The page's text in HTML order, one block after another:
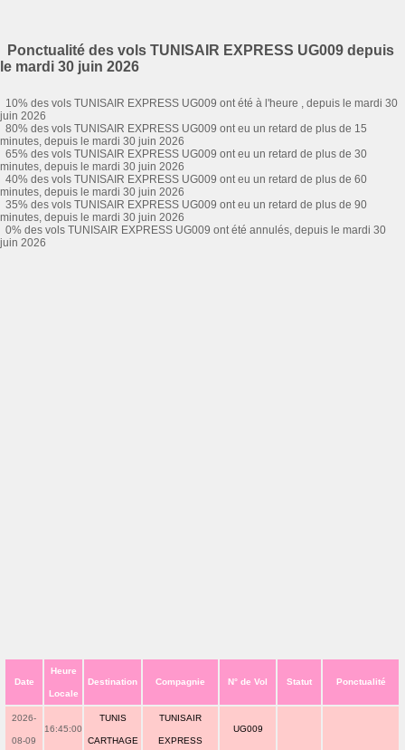
Ponctualité des vols TUNISAIR EXPRESS UG009 depuis
le mardi 30 juin 2026
10% des vols TUNISAIR EXPRESS UG009 ont été à l'heure , depuis le mardi 30
juin 2026
80% des vols TUNISAIR EXPRESS UG009 ont eu un retard de plus de 15
minutes, depuis le mardi 30 juin 2026
65% des vols TUNISAIR EXPRESS UG009 ont eu un retard de plus de 30
minutes, depuis le mardi 30 juin 2026
40% des vols TUNISAIR EXPRESS UG009 ont eu un retard de plus de 60
minutes, depuis le mardi 30 juin 2026
35% des vols TUNISAIR EXPRESS UG009 ont eu un retard de plus de 90
minutes, depuis le mardi 30 juin 2026
0% des vols TUNISAIR EXPRESS UG009 ont été annulés, depuis le mardi 30
juin 2026
Date
Heure
Locale
Destination Compagnie N° de Vol Statut Ponctualité
2026-
08-09
16:45:00
TUNIS
CARTHAGE
TUNISAIR
EXPRESS
UG009